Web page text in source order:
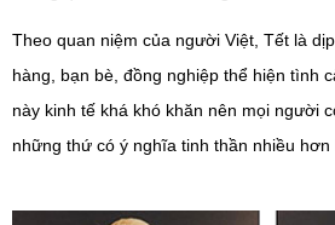
Theo quan niệm của người Việt, Tết là
hàng, bạn bè, đồng nghiệp thể hiện tình
này kinh tế khá khó khăn nên mọi người
những thứ có ý nghĩa tinh thần nhiều hơn